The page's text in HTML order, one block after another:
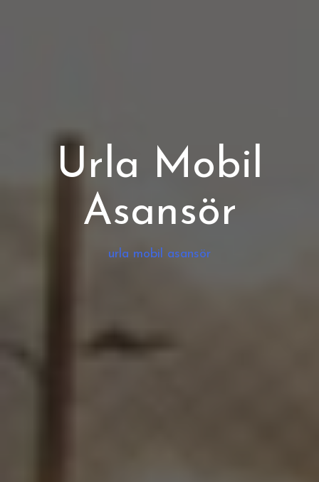
Urla Mobil
Asansör
urla mobil asansör